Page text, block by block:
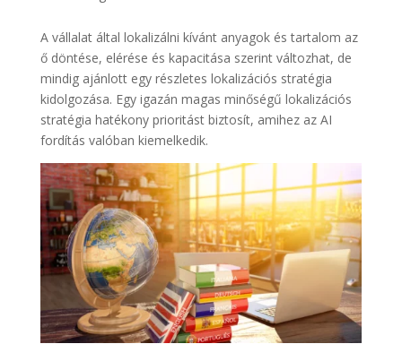
A vállalat által lokalizálni kívánt anyagok és tartalom az
ő döntése, elérése és kapacitása szerint változhat, de
mindig ajánlott egy részletes lokalizációs stratégia
kidolgozása. Egy igazán magas minőségű lokalizációs
stratégia hatékony prioritást biztosít, amihez az AI
fordítás valóban kiemelkedik.